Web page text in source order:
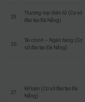
25
Thương mại điện tử (Cơ sở
đào tạo Đà Nẵng)
26
Tài chính – Ngân hàng (Cơ
sở đào tạo Đà Nẵng)
27
Kế toán (Cơ sở đào tạo Đà
Nẵng)